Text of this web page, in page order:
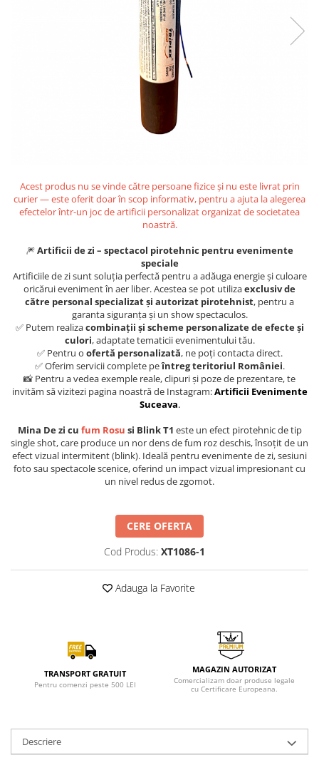
Acest produs nu se vinde către persoane fizice și nu este livrat prin
curier — este oferit doar în scop informativ, pentru a ajuta la alegerea
efectelor într-un joc de artificii personalizat organizat de societatea
noastră.
🎆Artificii de zi – spectacol pirotehnic pentru evenimente
speciale
Artificiile de zi sunt soluția perfectă pentru a adăuga energie și culoare
oricărui eveniment în aer liber. Acestea se pot utilizaexclusiv de
către personal specializat și autorizat pirotehnist, pentru a
garanta siguranța și un show spectaculos.
✅ Putem realizacombinații și scheme personalizate de efecte și
culori, adaptate tematicii evenimentului tău.
✅ Pentru o ofertă personalizată, ne poți contacta direct.
✅ Oferim servicii complete peîntreg teritoriul României.
📸 Pentru a vedea exemple reale, clipuri și poze de prezentare, te
invităm să vizitezi pagina noastră de Instagram:Artificii Evenimente
Suceava.
Mina De zi cu fum Rosu si Blink T1 este un efect pirotehnic de tip
single shot, care produce un nor dens de fum roz deschis, însoțit de un
efect vizual intermitent (blink). Ideală pentru evenimente de zi, sesiuni
foto sau spectacole scenice, oferind un impact vizual impresionant cu
un nivel redus de zgomot.
CERE OFERTA
Cod Produs: XT1086-1
Adauga la Favorite
TRANSPORT GRATUIT
Pentru comenzi peste 500 LEI
MAGAZIN AUTORIZAT
Comercializam doar produse legale
cu Certificare Europeana.
Descriere